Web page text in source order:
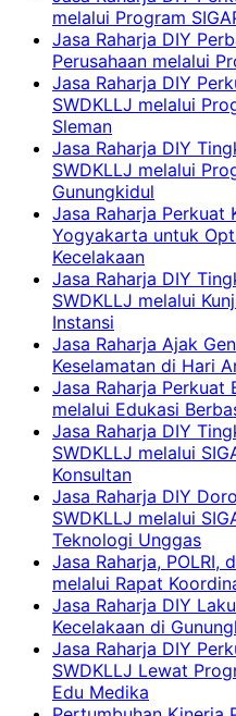
melalui Program
Jasa Raharja DIY
Perusahaan melalui
Jasa Raharja DIY
SWDKLLJ melalui
Sleman
Jasa Raharja DIY
SWDKLLJ melalui
Gunungkidul
Jasa Raharja Perkuat
Yogyakarta untuk
Kecelakaan
Jasa Raharja DIY
SWDKLLJ melalui
Instansi
Jasa Raharja Ajak
Keselamatan di Hari
Jasa Raharja Perkuat
melalui Edukasi
Jasa Raharja DIY
SWDKLLJ melalui
Konsultan
Jasa Raharja DIY
SWDKLLJ melalui
Teknologi Unggas
Jasa Raharja, POLRI,
melalui Rapat
Jasa Raharja DIY
Kecelakaan di
Jasa Raharja DIY
SWDKLLJ Lewat
Edu Medika